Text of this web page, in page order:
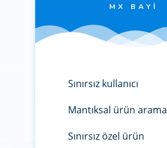
MX BAYI
Sınırsız kullanıcı
Mantıksal ürün arama
Sınırsız özel ürün